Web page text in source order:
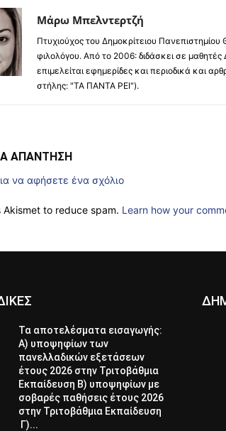
Μάρω Μπελντερτζή
Πτυχιούχος του Δημοκρίτειου
φιλολόγου. Από το 2006: διδάσκει σε μαθητές
επιμελείται εφημερίδες και περιοδικά και
στήλης: "ΤΑ ΠΑΝΤΑ ΡΕΙ").
ΑΠΑΝΤΗΣΗ
να αφήσετε ένα σχόλιο
Akismet to reduce spam. Learn how your
Τα αποτελέσματα εισαγωγής:
Α) υποψηφίων των
πανελλαδικών εξετάσεων
έτους 2026 στην Τριτοβάθμια
Εκπαίδευση Β) υποψηφίων με
σοβαρές παθήσεις έτους 2026
στην Τριτοβάθμια Εκπαίδευση
Γ)...